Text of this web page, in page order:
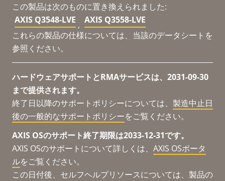
この製品は次のものに置き換えられました:
AXIS Q3548-LVE , AXIS Q3558-LVE
これらの製品の仕様については、当該のデータシートを
参照ください。
ハードウェアサポートとRMAサービスは、2031-09-30
まで提供されます。
終了日以降のサポートポリシーについては、 製造中止日
後の一般的なサポートポリシーをご覧ください。
AXIS OSのサポート終了期限は2033-12-31です。
AXIS OSのサポートについて詳しくは、 AXIS OSポータ
ルをご覧ください。
この日付後、セルフヘルプリソースについては、製品の